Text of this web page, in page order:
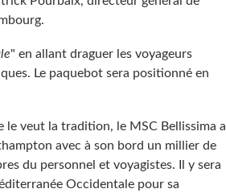
" en allant draguer les voyageurs
Le paquebot sera positionné en
veut la tradition, le MSC Bellissima a
avec à son bord un millier de
du personnel et voyagistes. Il y sera
Occidentale pour sa